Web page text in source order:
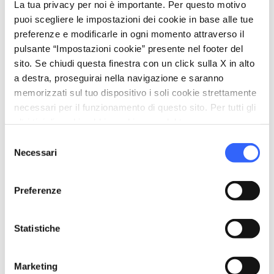
La tua privacy per noi è importante. Per questo motivo
puoi scegliere le impostazioni dei cookie in base alle tue
preferenze e modificarle in ogni momento attraverso il
pulsante “Impostazioni cookie” presente nel footer del
sito. Se chiudi questa finestra con un click sulla X in alto
a destra, proseguirai nella navigazione e saranno
memorizzati sul tuo dispositivo i soli cookie strettamente
necessari per il funzionamento di questo sito. Per tutti gli
delNecessari
Preferenze
Statistiche
Marketing
neanche i boschidell’Appennino Tosco-
Emiliano, ragazzi e atleti dalle alte
performance percorrono e perlustrano boschi
alla ricerca delle cosiddette “lanterne”, i check-
point per orientarsi nella natura, vivendo la
Toscana nello stile più puramente outdoor.
chevron_right
holiday_village Pacchetti e soggiorni chevron_right